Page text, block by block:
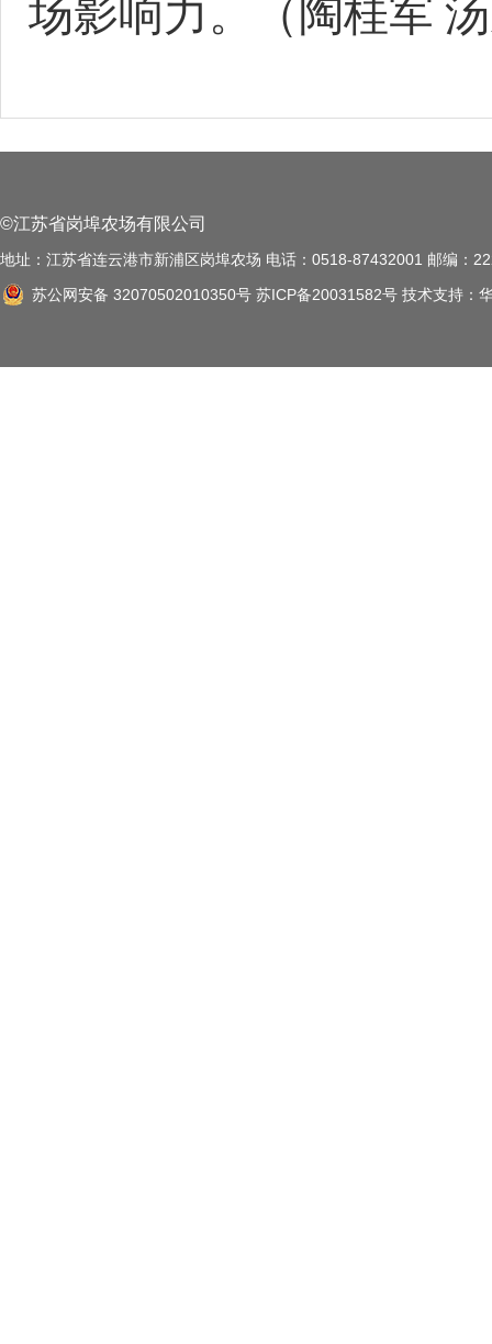
场影响力。
（ 陶桂军
©江苏省岗埠农场有限公司
地址：江苏省连云港市新浦区岗埠农场 电话：0518-87432001 邮编：
苏公网安备 32070502010350号 苏ICP备20031582号 技术支持：